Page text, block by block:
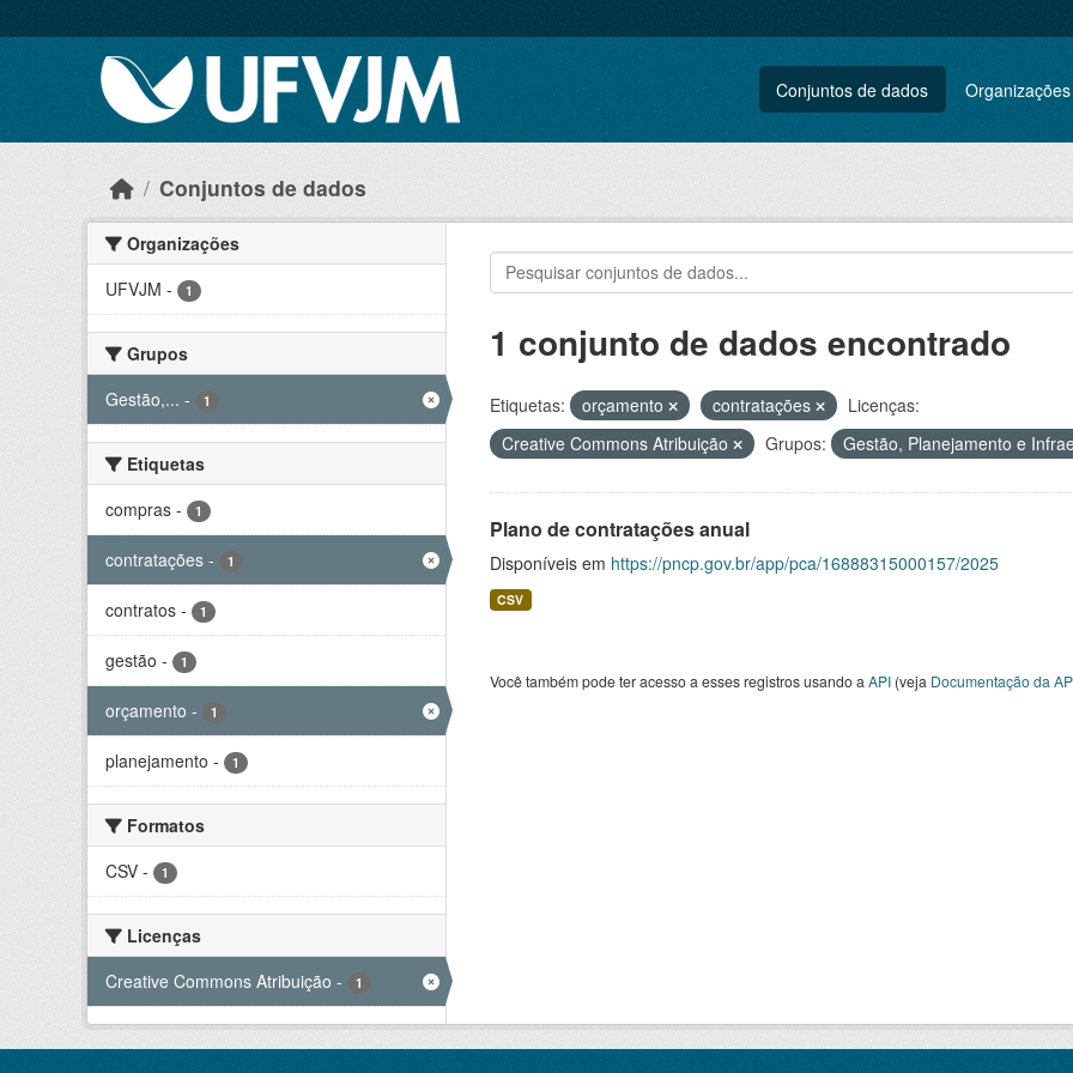
Conjuntos de dados Organizações
Conjuntos de dados
Organizações
UFVJM - 1
Grupos
Gestão,... - 1
Etiquetas
compras - 1
contratações - 1
contratos - 1
gestão - 1
orçamento - 1
planejamento - 1
Formatos
CSV - 1
Licenças
Creative Commons Atribuição - 1
1 conjunto de dados encontrado
Etiquetas: orçamento contratações
Licenças:
Creative Commons Atribuição
Grupos: Gestão, Planejamento e
Plano de contratações anual
Disponíveis em https://pncp.gov.br/app/pca/16888315000157/2025
CSV
Você também pode ter acesso a esses registros usando a API(veja Documentação da